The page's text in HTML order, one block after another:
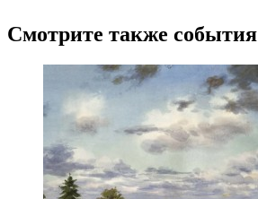
Смотрите также события